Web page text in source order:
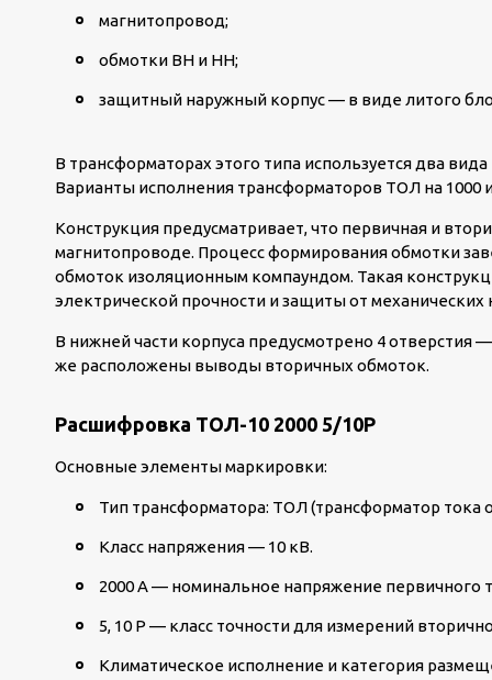
магнитопровод;
обмотки ВН и НН;
защитный наружный корпус — в виде литого
В трансформаторах этого типа используется два
Варианты исполнения трансформаторов ТОЛ на
Конструкция предусматривает, что первичная и
магнитопроводе. Процесс формирования обмотки
обмоток изоляционным компаундом. Такая
электрической прочности и защиты от механических
В нижней части корпуса предусмотрено 4
же расположены выводы вторичных обмоток.
Расшифровка ТОЛ-10 2000 5/10Р
Основные элементы маркировки:
Тип трансформатора: ТОЛ (трансформатор тока
Класс напряжения — 10 кВ.
2000 А — номинальное напряжение первичного
5, 10 Р — класс точности для измерений
Климатическое исполнение и категория